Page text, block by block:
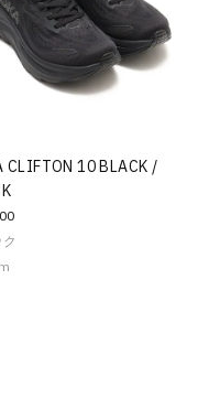
CLIFTON 10 BLACK /